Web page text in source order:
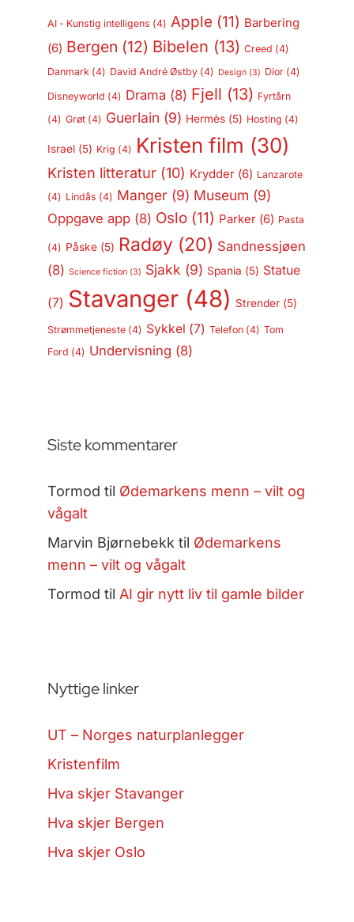
AI - Kunstig intelligens (4) Apple (11) Barbering
(6) Bergen (12) Bibelen (13) Creed (4)
Danmark (4) David André Østby(4) Design(3) Dior(4)
Disneyworld (4) Drama (8) Fjell (13) Fyrtårn
(4) Grøt(4) Guerlain (9) Hermès(5) Hosting (4)
Israel(5) Krig (4) Kristen film (30)
Kristen litteratur(10) Krydder(6) Lanzarote
(4) Lindås (4) Manger(9) Museum (9)
Oppgave app(8) Oslo(11) Parker(6) Pasta
(4) Påske(5) Radøy(20) Sandnessjøen
(8) Science fiction(3) Sjakk (9) Spania (5) Statue
(7) Stavanger(48) Strender(5)
Strømmetjeneste(4) Sykkel (7) Telefon(4) Tom
Ford (4) Undervisning (8)
Siste kommentarer
Tormod til Ødemarkens menn – vilt og
vågalt
Marvin Bjørnebekk til Ødemarkens
menn – vilt og vågalt
Tormod til AI gir nytt liv til gamle bilder
Nyttige linker
UT – Norges naturplanlegger
Kristenfilm
Hva skjer Stavanger
Hva skjer Bergen
Hva skjer Oslo